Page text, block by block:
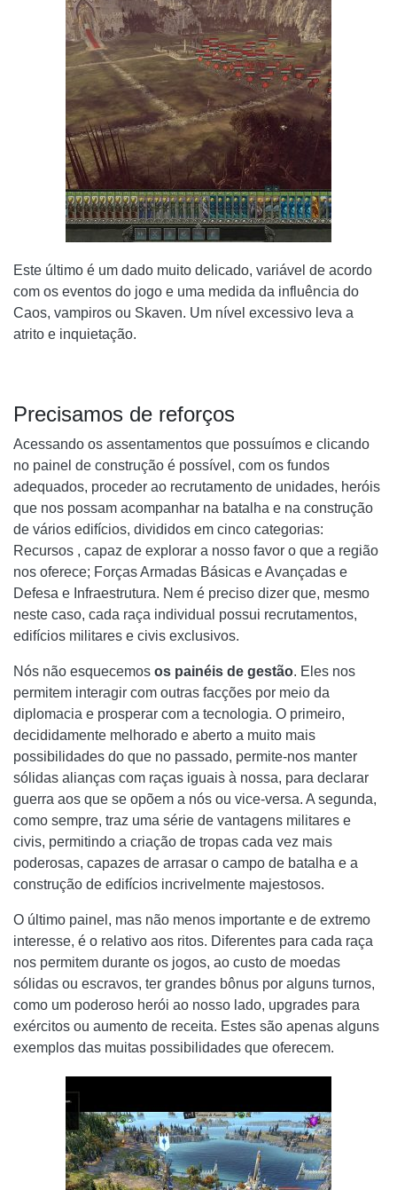
Este último é um dado muito delicado, variável de acordo
com os eventos do jogo e uma medida da influência do
Caos, vampiros ou Skaven. Um nível excessivo leva a
atrito e inquietação.
Precisamos de reforços
Acessando os assentamentos que possuímos e clicando
no painel de construção é possível, com os fundos
adequados, proceder ao recrutamento de unidades, heróis
que nos possam acompanhar na batalha e na construção
de vários edifícios, divididos em cinco categorias:
Recursos , capaz de explorar a nosso favor o que a região
nos oferece; Forças Armadas Básicas e Avançadas e
Defesa e Infraestrutura. Nem é preciso dizer que, mesmo
neste caso, cada raça individual possui recrutamentos,
edifícios militares e civis exclusivos.
Nós não esquecemos os painéis de gestão. Eles nos
permitem interagir com outras facções por meio da
diplomacia e prosperar com a tecnologia. O primeiro,
decididamente melhorado e aberto a muito mais
possibilidades do que no passado, permite-nos manter
sólidas alianças com raças iguais à nossa, para declarar
guerra aos que se opõem a nós ou vice-versa. A segunda,
como sempre, traz uma série de vantagens militares e
civis, permitindo a criação de tropas cada vez mais
poderosas, capazes de arrasar o campo de batalha e a
construção de edifícios incrivelmente majestosos.
O último painel, mas não menos importante e de extremo
interesse, é o relativo aos ritos. Diferentes para cada raça
nos permitem durante os jogos, ao custo de moedas
sólidas ou escravos, ter grandes bônus por alguns turnos,
como um poderoso herói ao nosso lado, upgrades para
exércitos ou aumento de receita. Estes são apenas alguns
exemplos das muitas possibilidades que oferecem.